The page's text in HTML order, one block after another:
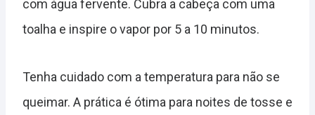
com água fervente. Cubra a cabeça com uma
toalha e inspire o vapor por 5 a 10 minutos.
Tenha cuidado com a temperatura para não se
queimar. A prática é ótima para noites de tosse e